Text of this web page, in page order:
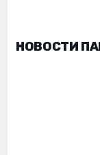
НОВОСТИ